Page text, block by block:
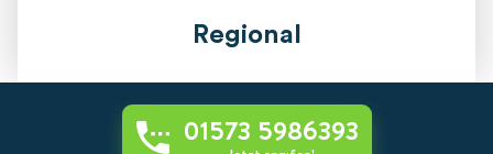
Regional
01573 5986393